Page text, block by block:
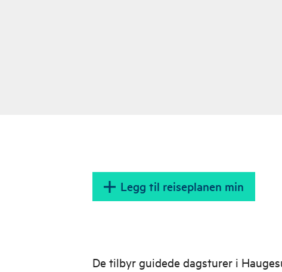
Legg til reiseplanen min
De tilbyr guidede dagsturer i